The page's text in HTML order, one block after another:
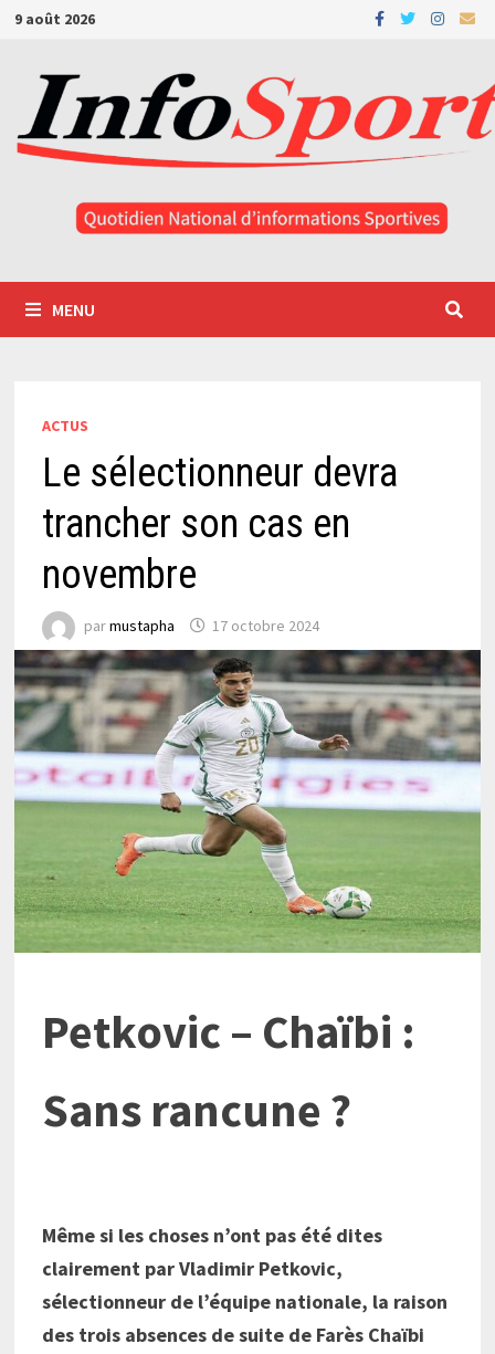
Passer
contenu
9 août 2026
MENU
ACTUS
Le sélectionneur devra
trancher son cas en
novembre
parmustapha 17 octobre 2024
Petkovic – Chaïbi :
Sans rancune ?
Même si les choses n’ont pas été dites
clairement par Vladimir Petkovic,
sélectionneur de l’équipe nationale, la raison
des trois absences de suite de Farès Chaïbi